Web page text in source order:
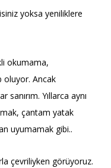
yoksa yeniliklere
okumama,
oluyor. Ancak
sanırım. Yıllarca aynı
çantam yatak
uyumamak gibi..
çevriliyken görüyoruz.